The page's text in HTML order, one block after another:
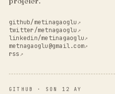
github/metinagaoglu↗
twitter/metnagaoglu↗
linkedin/metinagaoglu↗
metnagaoglu@gmail.com↗
rss↗
GITHUB · SON 12 AY